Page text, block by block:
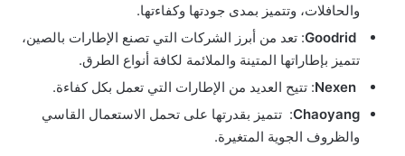
والحافلات، وتتميز بمدى جودتها وكفاءتها.
Goodrid: تعد من أبرز الشركات التي تصنع الإطارات بالصين،
تتميز بإطاراتها المتينة والملائمة لكافة أنواع الطرق.
Nexen: تتيح العديد من الإطارات التي تعمل بكل كفاءة.
Chaoyang: تتميز بقدرتها على تحمل الاستعمال القاسي
والظروف الجوية المتغيرة.